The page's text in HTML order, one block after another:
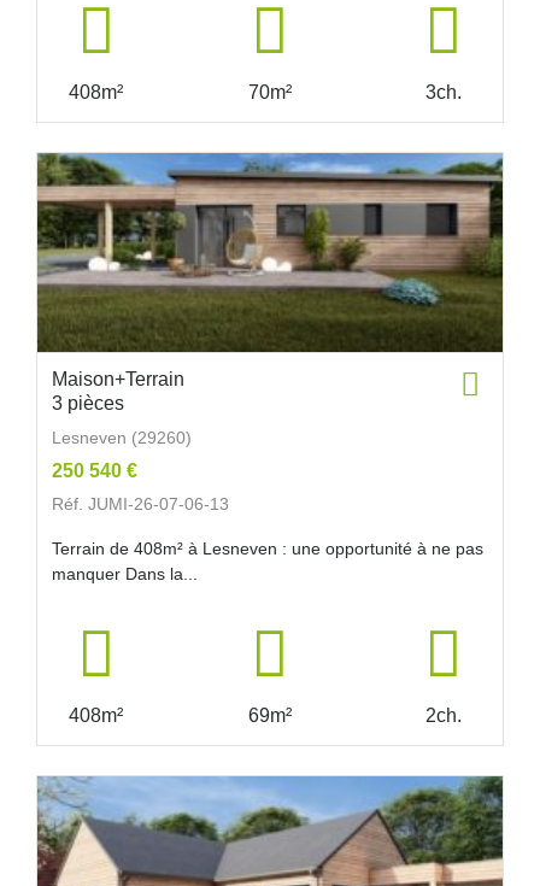
408m² 70m² 3ch.
Maison+Terrain
3 pièces
Lesneven (29260)
250 540 €
Réf. JUMI-26-07-06-13
Terrain de 408m² à Lesneven : une opportunité à ne pas
manquer Dans la...
408m² 69m² 2ch.